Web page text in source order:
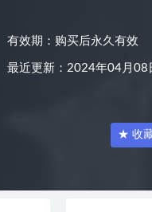
有效期：购买后永久有效
最近更新：2024年04月08
★ 收